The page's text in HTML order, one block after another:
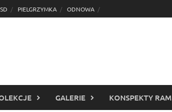
PIELGRZYMKA ODNOWA
GALERIE KONSPEKTY RAM